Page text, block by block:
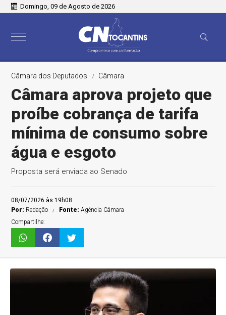
Domingo, 09 de Agosto de 2026
Câmara dos Deputados Câmara
Câmara aprova projeto que
proíbe cobrança de tarifa
mínima de consumo sobre
água e esgoto
Proposta será enviada ao Senado
08/07/2026 às 19h08
Por: Redação Fonte:Agência Câmara
Compartilhe: